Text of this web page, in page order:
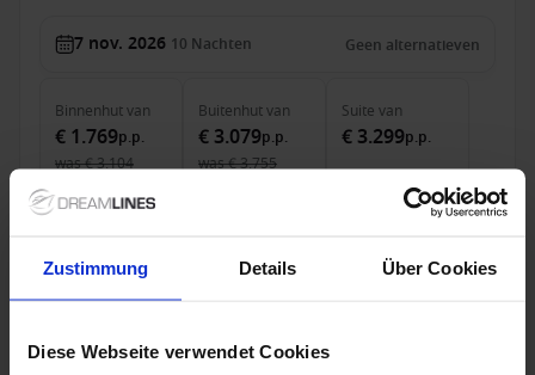
Zustimmung Details Über Cookies
Diese Webseite verwendet Cookies
7 nov. 2026 10 Nachten Geen alternatieven
Binnenhutvan
€ 1.769p.p.
was€ 3.104
Buitenhutvan
€ 3.079p.p.
was€ 3.755
Suite van
€ 3.299p.p.
Alleen Cruise
Canarische Eilanden vanaf Gran Canaria, Canary